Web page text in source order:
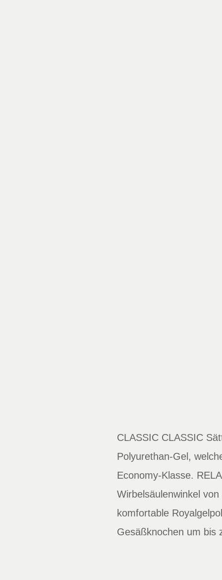
CLASSIC CLASSIC
Polyurethan-Gel,
Economy-Klasse.
Wirbelsäulenwinkel
komfortable
Gesäßknochen um bis